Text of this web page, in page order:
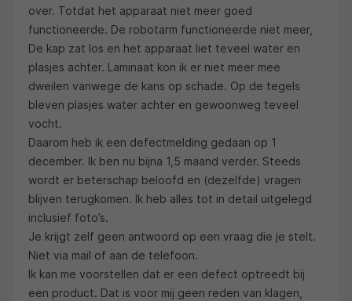
over. Totdat het apparaat niet meer goed
functioneerde. De robotarm functioneerde niet meer,
De kap zat los en het apparaat liet teveel water en
plasjes achter. Laminaat kon ik er niet meer mee
dweilen vanwege de kans op schade. Op de tegels
bleven plasjes water achter en gewoonweg teveel
vocht.
Daarom heb ik een defectmelding gedaan op 1
december. Ik ben nu bijna 1,5 maand verder. Steeds
wordt er beterschap beloofd en (dezelfde) vragen
blijven terugkomen. Ik heb alles tot in detail uitgelegd
inclusief foto’s.
Je krijgt zelf geen antwoord op een vraag die je stelt.
Niet via mail of aan de telefoon.
Ik kan me voorstellen dat er een defect optreedt bij
een product. Dat is voor mij geen reden van klagen,